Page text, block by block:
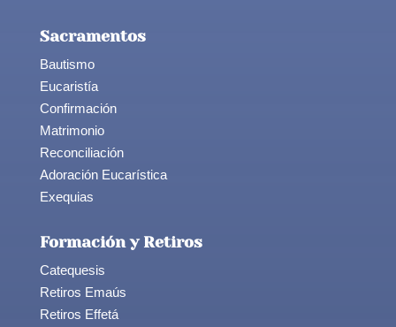
Sacramentos
Bautismo
Eucaristía
Confirmación
Matrimonio
Reconciliación
Adoración Eucarística
Exequias
Formación y Retiros
Catequesis
Retiros Emaús
Retiros Effetá